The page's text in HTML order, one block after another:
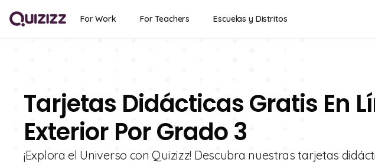
For Work For Teachers Escuelas y Distritos
Tarjetas Didácticas Gratis En
Exterior Por Grado 3
¡Explora el Universo con Quizizz! Descubra nuestras tarjetas